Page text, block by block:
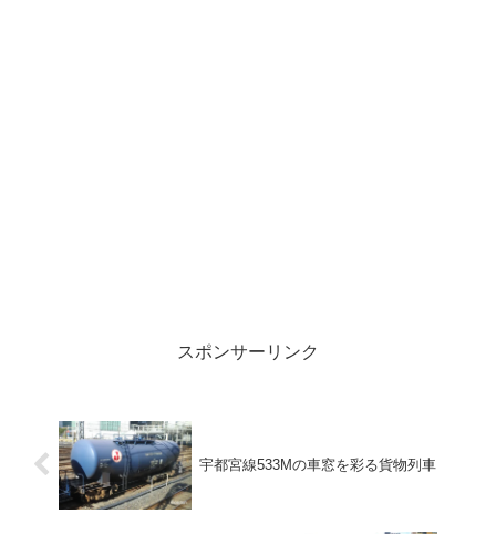
スポンサーリンク
宇都宮線533Mの車窓を彩る貨物列車